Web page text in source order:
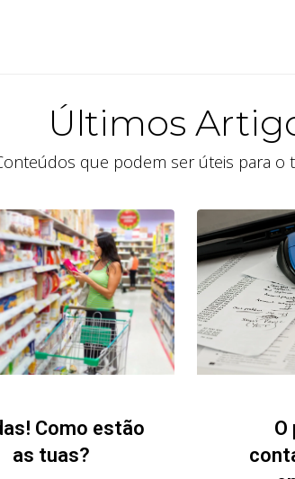
Últimos
que podem ser úteis para o
Como estão
as tuas?
O